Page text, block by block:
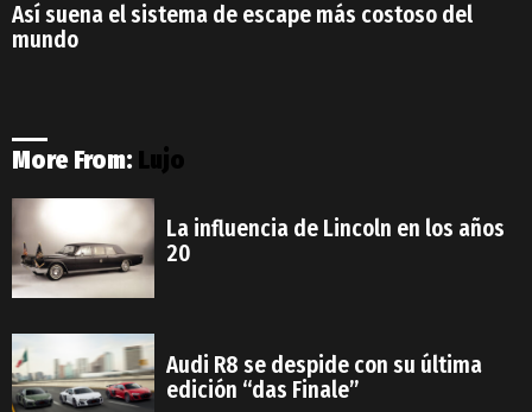
Así suena el sistema de escape más costoso del
mundo
More From: Lujo
La influencia de Lincoln en los años
20
Audi R8 se despide con su última
edición “das Finale”